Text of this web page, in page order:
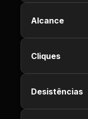
Alcance
Cliques
Desistências